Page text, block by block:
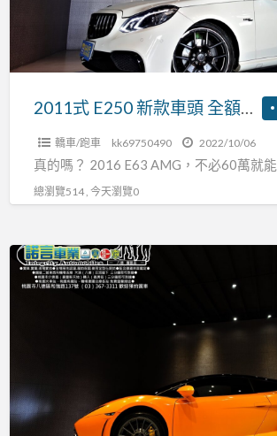
額
2011式 E250 新款車頭 全額貸款 0頭期
轎車/跑車 kk69750490 2022/10/06
真的嗎？ 2016 E63 AMG，不必60萬就能
總瀏覽514 , 今天瀏覽0
Lamborghini
LP560-
4